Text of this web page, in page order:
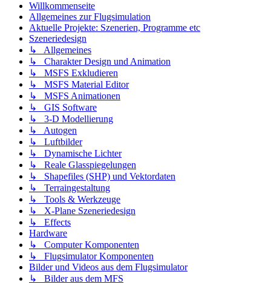
Willkommenseite
Allgemeines zur Flugsimulation
Aktuelle Projekte: Szenerien, Programme etc
Szeneriedesign
↳ Allgemeines
↳ Charakter Design und Animation
↳ MSFS Exkludieren
↳ MSFS Material Editor
↳ MSFS Animationen
↳ GIS Software
↳ 3-D Modellierung
↳ Autogen
↳ Luftbilder
↳ Dynamische Lichter
↳ Reale Glasspiegelungen
↳ Shapefiles (SHP) und Vektordaten
↳ Terraingestaltung
↳ Tools & Werkzeuge
↳ X-Plane Szeneriedesign
↳ Effects
Hardware
↳ Computer Komponenten
↳ Flugsimulator Komponenten
Bilder und Videos aus dem Flugsimulator
↳ Bilder aus dem MFS